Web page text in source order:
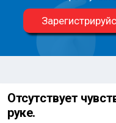
Отсутствует
руке.